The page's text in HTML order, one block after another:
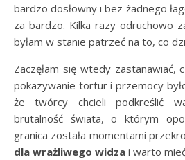
bardzo dosłowny i bez żadnego
za bardzo. Kilka razy odruchowo
byłam w stanie patrzeć na to, co
Zaczęłam się wtedy zastanawiać,
pokazywanie tortur i przemocy
że twórcy chcieli podkreślić
brutalność świata, o którym
granica została momentami
dla wrażliwego widza i warto